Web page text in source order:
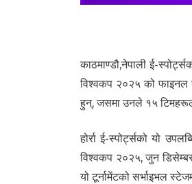
काठमाण्डौ,नेपाली ई-
विश्वकप २०२५ को फाइनल
हुन्, जसमा उनले १५
होर्रा ई-स्पोर्ट्सको यो
विश्वकप २०२५, जुन डिसेम्बर
यो टूर्नामेंटको सर्भाइभल